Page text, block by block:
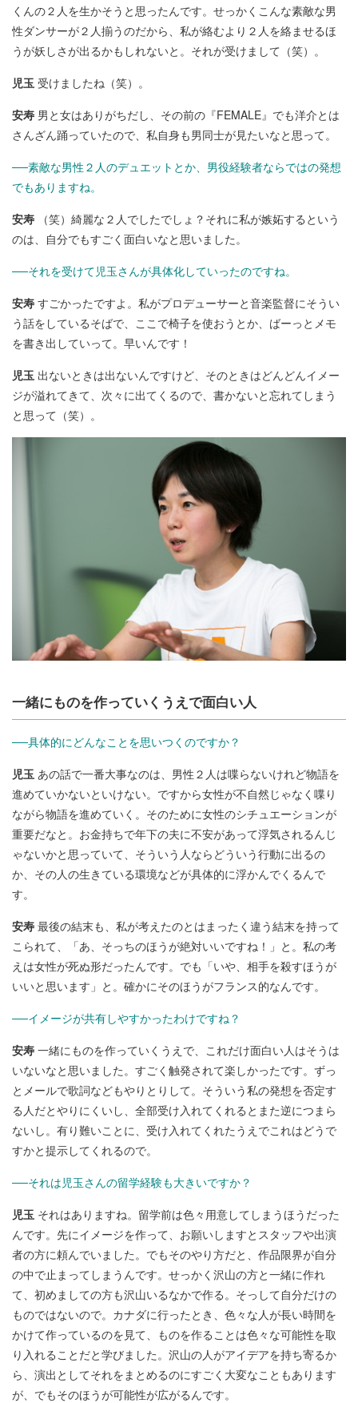
くんの２人を生かそうと思ったんです。せっかくこんな素敵な男
性ダンサーが２人揃うのだから、私が絡むより２人を絡ませるほ
うが妖しさが出るかもしれないと。それが受けまして（笑）。
児玉 受けましたね（笑）。
安寿 男と女はありがちだし、その前の『FEMALE』でも洋介とは
さんざん踊っていたので、私自身も男同士が見たいなと思って。
──素敵な男性２人のデュエットとか、男役経験者ならではの発想
でもありますね。
安寿
（笑）綺麗な２人でしたでしょ？それに私が嫉妬するという
のは、自分でもすごく面白いなと思いました。
──それを受けて児玉さんが具体化していったのですね。
安寿 すごかったですよ。私がプロデューサーと音楽監督にそうい
う話をしているそばで、ここで椅子を使おうとか、ばーっとメモ
を書き出していって。早いんです！
児玉 出ないときは出ないんですけど、そのときはどんどんイメー
ジが溢れてきて、次々に出てくるので、書かないと忘れてしまう
と思って（笑）。
一緒にものを作っていくうえで面白い人
──具体的にどんなことを思いつくのですか？
児玉 あの話で一番大事なのは、男性２人は喋らないけれど物語を
進めていかないといけない。ですから女性が不自然じゃなく喋り
ながら物語を進めていく。そのために女性のシチュエーションが
重要だなと。お金持ちで年下の夫に不安があって浮気されるんじ
ゃないかと思っていて、そういう人ならどういう行動に出るの
か、その人の生きている環境などが具体的に浮かんでくるんで
す。
安寿 最後の結末も、私が考えたのとはまったく違う結末を持って
こられて、「あ、そっちのほうが絶対いいですね！」と。私の考
えは女性が死ぬ形だったんです。でも「いや、相手を殺すほうが
いいと思います」と。確かにそのほうがフランス的なんです。
──イメージが共有しやすかったわけですね？
安寿 一緒にものを作っていくうえで、これだけ面白い人はそうは
いないなと思いました。すごく触発されて楽しかったです。ずっ
とメールで歌詞などもやりとりして。そういう私の発想を否定す
る人だとやりにくいし、全部受け入れてくれるとまた逆につまら
ないし。有り難いことに、受け入れてくれたうえでこれはどうで
すかと提示してくれるので。
──それは児玉さんの留学経験も大きいですか？
児玉 それはありますね。留学前は色々用意してしまうほうだった
んです。先にイメージを作って、お願いしますとスタッフや出演
者の方に頼んでいました。でもそのやり方だと、作品限界が自分
の中で止まってしまうんです。せっかく沢山の方と一緒に作れ
て、初めましての方も沢山いるなかで作る。そっして自分だけの
ものではないので。カナダに行ったとき、色々な人が長い時間を
かけて作っているのを見て、ものを作ることは色々な可能性を取
り入れることだと学びました。沢山の人がアイデアを持ち寄るか
ら、演出としてそれをまとめるのにすごく大変なこともあります
が、でもそのほうが可能性が広がるんです。